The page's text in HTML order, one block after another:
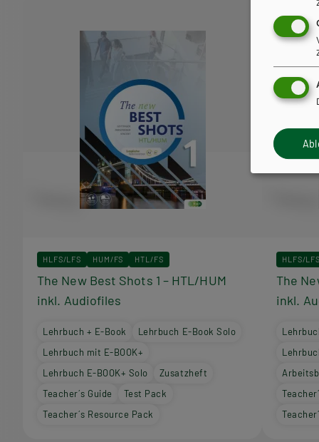
HLFS/LFS HUM/FS HTL/FS
The New Best Shots 1 – HTL/HUM
inkl. Audiofiles
Lehrbuch + E-Book
Lehrbuch E-Book Solo
Lehrbuch mit E-BOOK+
Lehrbuch E-BOOK+ Solo
Zusatzheft
Teacher´s Guide
Test Pack
Teacher´s Resource Pack
HLFS/LFS
The
inkl.